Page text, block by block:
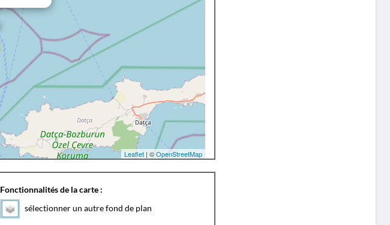
Leaflet| ©OpenStreetMap
Fonctionnalités de la carte :
sélectionner un autre fond de plan